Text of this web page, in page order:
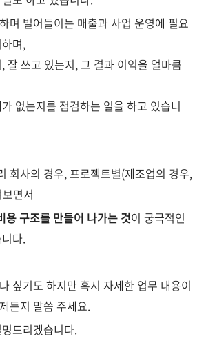
며 벌어들이는 매출과 사업 운영에 필요
며,
잘 쓰고 있는지, 그 결과 이익을 얼마큼
없는지를 점검하는 일을 하고 있습니
회사의 경우, 프로젝트별(제조업의 경우,
면서
용 구조를 만들어 나가는 것이 궁극적인
다.
싶기도 하지만 혹시 자세한 업무 내용이
든지 말씀 주세요.
드리겠습니다.